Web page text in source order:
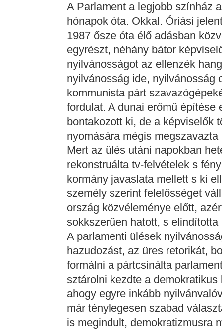
A Parlament a legjobb színház
hónapok óta. Okkal. Óriási
1987 ősze óta élő adásban
egyrészt, néhány bátor
nyilvánosságot az ellenzék
nyilvánosság ide, nyilvánosság
kommunista párt
fordulat. A dunai erőmű építése
bontakozott ki, de a képviselők
nyomására mégis
Mert az ülés utáni napokban
rekonstruálta tv-felvételek s
kormány javaslata mellett s ki
személy szerint felelősséget
ország közvéleménye előtt,
sokkszerűen hatott, s
A parlamenti ülések
hazudozást, az üres retorikát,
formálni a pártcsinálta
sztárolni kezdte a
ahogy egyre inkább
már ténylegesen szabad
is megindult, demokratizmusra